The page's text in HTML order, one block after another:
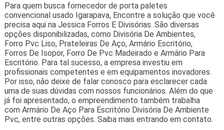
Para quem busca fornecedor de porta paletes
convencional usado Igarapava, Encontre a solução que você
precisa aqui na Jessica Forros E Divisórias. São diversas
opções disponibilizadas, como Divisória De Ambientes,
Forro Pvc Liso, Prateleiras De Aço, Armário Escritório,
Forros De Isopor, Forro De Pvc Madeirado e Armário Para
Escritório. Para tal sucesso, a empresa investiu em
profissionais competentes e em equipamentos inovadores.
Por isso, não deixe de falar conosco para esclarecer cada
uma de suas dúvidas com nossos funcionários. Além do que
já foi apresentado, o empreendimento também trabalha
com Armário De Aço Para Escritório Divisória De Ambiente
Pvc, entre outras opções. Saiba mais entrando em contato.